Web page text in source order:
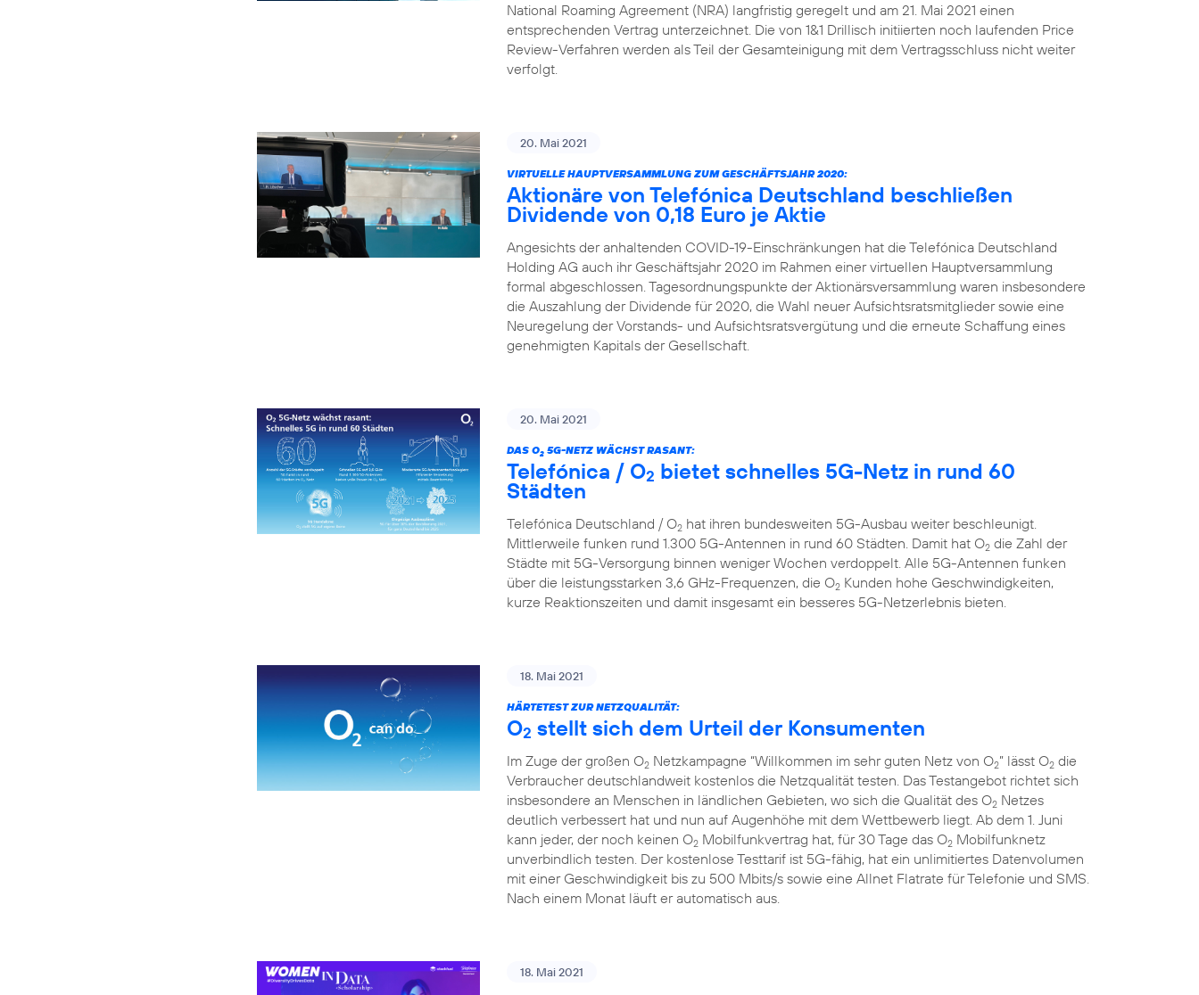
National Roaming Agreement (NRA) langfristig geregelt und am 21. Mai 2021 einen
entsprechenden Vertrag unterzeichnet. Die von 1&1 Drillisch initiierten noch laufenden Price
Review-Verfahren werden als Teil der Gesamteinigung mit dem Vertragsschluss nicht weiter
verfolgt.
20. Mai 2021
VIRTUELLE HAUPTVERSAMMLUNG ZUM GESCHÄFTSJAHR 2020:
Aktionäre von Telefónica Deutschland beschließen
Dividende von 0,18 Euro je Aktie
Angesichts der anhaltenden COVID-19-Einschränkungen hat die Telefónica Deutschland
Holding AG auch ihr Geschäftsjahr 2020 im Rahmen einer virtuellen Hauptversammlung
formal abgeschlossen. Tagesordnungspunkte der Aktionärsversammlung waren insbesondere
die Auszahlung der Dividende für 2020, die Wahl neuer Aufsichtsratsmitglieder sowie eine
Neuregelung der Vorstands- und Aufsichtsratsvergütung und die erneute Schaffung eines
genehmigten Kapitals der Gesellschaft.
20. Mai 2021
DAS O2 5G-NETZ WÄCHST RASANT:
Telefónica / O2 bietet schnelles 5G-Netz in rund 60
Städten
Telefónica Deutschland / O2 hat ihren bundesweiten 5G-Ausbau weiter beschleunigt.
Mittlerweile funken rund 1.300 5G-Antennen in rund 60 Städten. Damit hat O2 die Zahl der
Städte mit 5G-Versorgung binnen weniger Wochen verdoppelt. Alle 5G-Antennen funken
über die leistungsstarken 3,6 GHz-Frequenzen, die O2 Kunden hohe Geschwindigkeiten,
kurze Reaktionszeiten und damit insgesamt ein besseres 5G-Netzerlebnis bieten.
18. Mai 2021
HÄRTETEST ZUR NETZQUALITÄT:
O2 stellt sich dem Urteil der Konsumenten
Im Zuge der großen O2 Netzkampagne “Willkommen im sehr guten Netz von O2” lässt O2 die
Verbraucher deutschlandweit kostenlos die Netzqualität testen. Das Testangebot richtet sich
insbesondere an Menschen in ländlichen Gebieten, wo sich die Qualität des O2 Netzes
deutlich verbessert hat und nun auf Augenhöhe mit dem Wettbewerb liegt. Ab dem 1. Juni
kann jeder, der noch keinen O2 Mobilfunkvertrag hat, für 30 Tage das O2 Mobilfunknetz
unverbindlich testen. Der kostenlose Testtarif ist 5G-fähig, hat ein unlimitiertes Datenvolumen
mit einer Geschwindigkeit bis zu 500 Mbits/s sowie eine Allnet Flatrate für Telefonie und SMS.
Nach einem Monat läuft er automatisch aus.
18. Mai 2021